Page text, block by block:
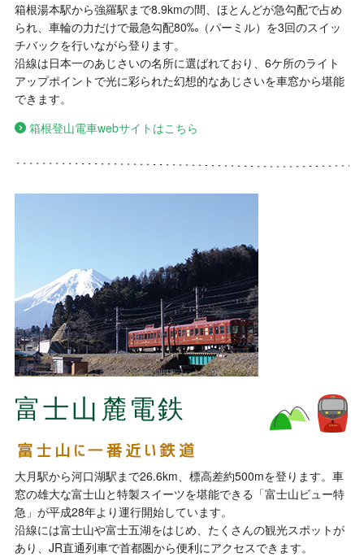
箱根湯本駅から強羅駅まで8.9kmの間、ほとんどが急勾配で占め
られ、車輪の力だけで最急勾配80‰（パーミル）を3回のスイッ
チバックを行いながら登ります。
沿線は日本一のあじさいの名所に選ばれており、6ケ所のライト
アップポイントで光に彩られた幻想的なあじさいを車窓から堪能
できます。
箱根登山電車webサイトはこちら
富士山麓電鉄
大月駅から河口湖駅まで26.6km、標高差約500mを登ります。車
窓の雄大な富士山と特製スイーツを堪能できる「富士山ビュー特
急」が平成28年より運行開始しています。
沿線には富士山や富士五湖をはじめ、たくさんの観光スポットが
あり、JR直通列車で首都圏から便利にアクセスできます。